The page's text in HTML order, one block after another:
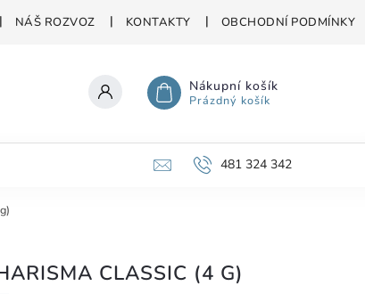
NÁŠ ROZVOZ KONTAKTY OBCHODNÍ PODMÍNKY
Nákupní košík
Prázdný košík
481 324 342
CLASSIC (4 G)